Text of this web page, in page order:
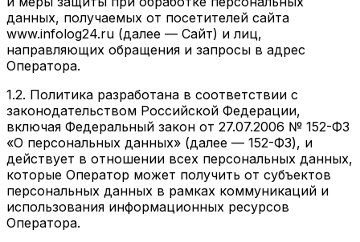
данных, получаемых от посетителей сайта
www.infolog24.ru (далее — Сайт) и лиц,
направляющих обращения и запросы в адрес
Оператора.
1.2. Политика разработана в соответствии с
законодательством Российской Федерации,
включая Федеральный закон от 27.07.2006 № 152-ФЗ
«О персональных данных» (далее — 152-ФЗ), и
действует в отношении всех персональных данных,
которые Оператор может получить от субъектов
персональных данных в рамках коммуникаций и
использования информационных ресурсов
Оператора.